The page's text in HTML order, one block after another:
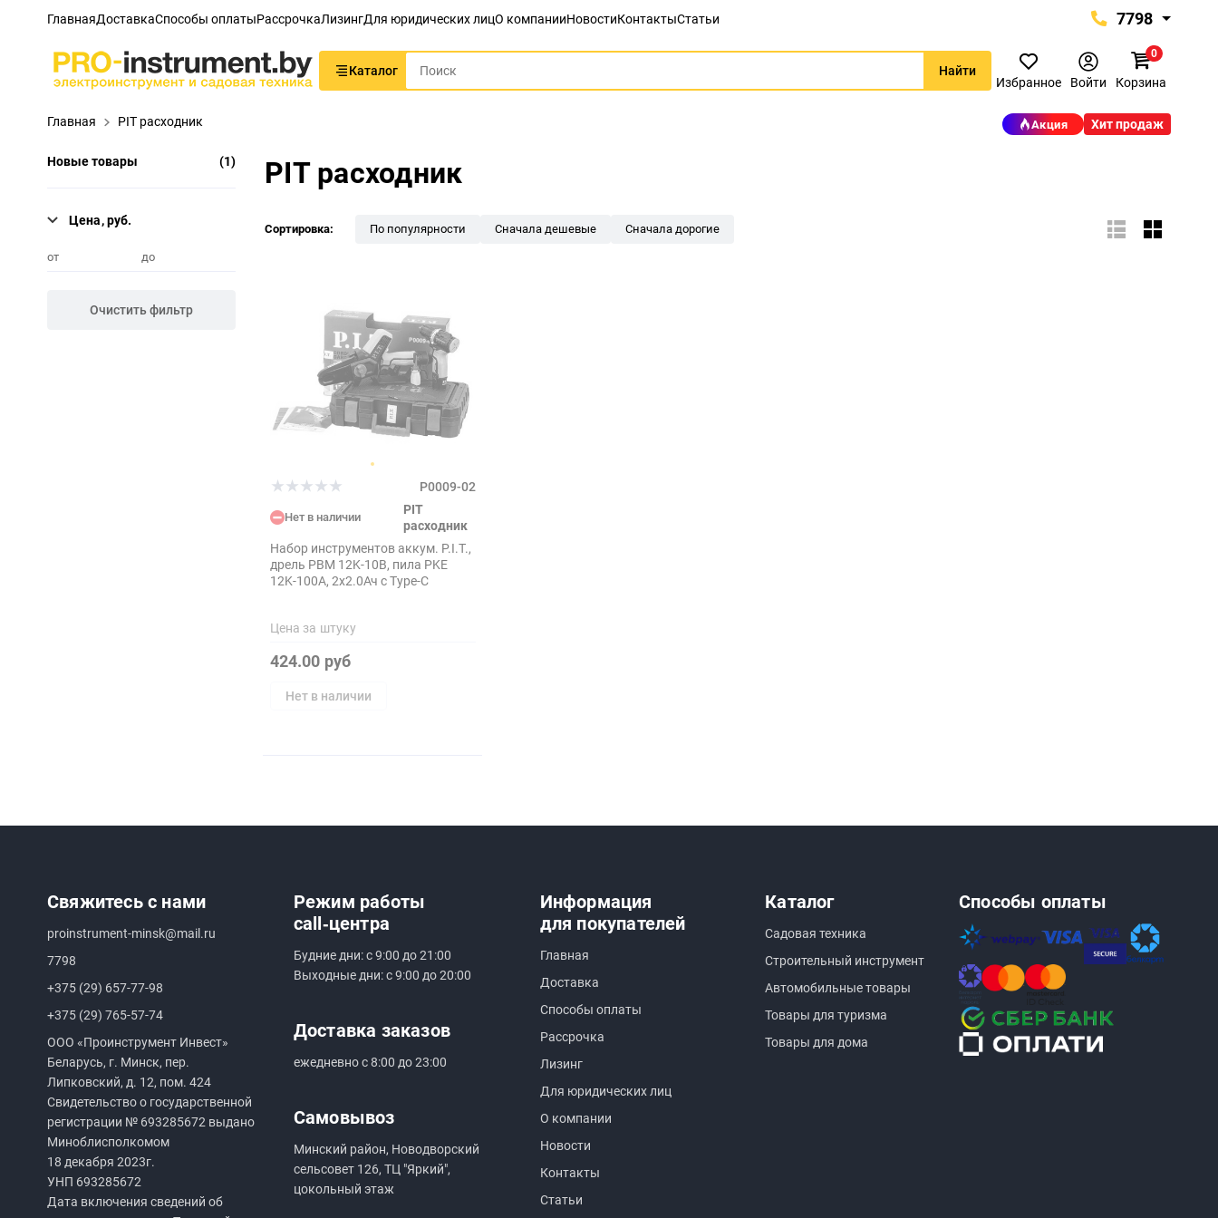
ГлавнаяДоставкаСпособы оплатыРассрочкаЛизингДля юридических лицО компанииНовостиКонтактыСтатьи
Каталог
7798
7798
+375 (29) 657-77-98
proinstrument-minsk@mail.ru
Найти
Избранное
Войти Корзина
0
Акция Хит продаж
Главная PIT расходник
Новые товары (1)
Цена, руб.
от до
Очистить фильтр
PIT расходник
Сортировка: По популярности Сначала дешевые Сначала дорогие
P0009-02
Нет в наличии
PIT
расходник
Набор инструментов аккум. P.I.T.,
дрель PBM 12K-10B, пила PKE
12K-100A, 2х2.0Ач c Type-C
Цена за штуку
424.00 руб
Нет в наличии
Свяжитесь с нами
proinstrument-minsk@mail.ru
7798
+375 (29) 657-77-98
+375 (29) 765-57-74
ООО «Проинструмент Инвест»
Беларусь, г. Минск, пер.
Липковский, д. 12, пом. 424
Свидетельство о государственной
регистрации № 693285672 выдано
Миноблисполкомом
18 декабря 2023г.
УНП 693285672
Дата включения сведений об
Режим работы
call‑центра
Будние дни: с 9:00 до 21:00
Выходные дни: с 9:00 до 20:00
Доставка заказов
ежедневно с 8:00 до 23:00
Самовывоз
Минский район, Новодворский
сельсовет 126, ТЦ "Яркий",
цокольный этаж
Информация
для покупателей
Главная
Доставка
Способы оплаты
Рассрочка
Лизинг
Для юридических лиц
О компании
Новости
Контакты
Статьи
Каталог
Садовая техника
Строительный инструмент
Автомобильные товары
Товары для туризма
Товары для дома
Способы оплаты